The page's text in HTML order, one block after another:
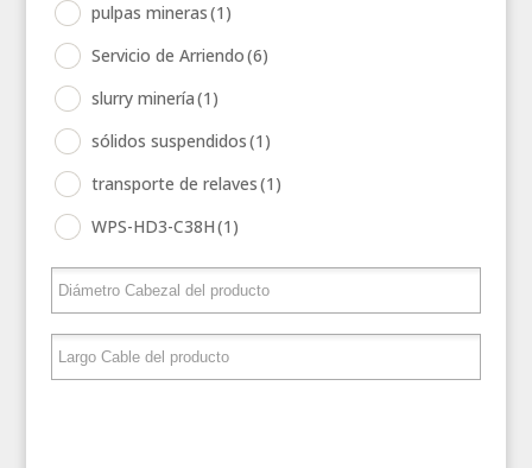
pulpas mineras(1)
Servicio de Arriendo(6)
slurry minería(1)
sólidos suspendidos(1)
transporte de relaves(1)
WPS-HD3-C38H(1)